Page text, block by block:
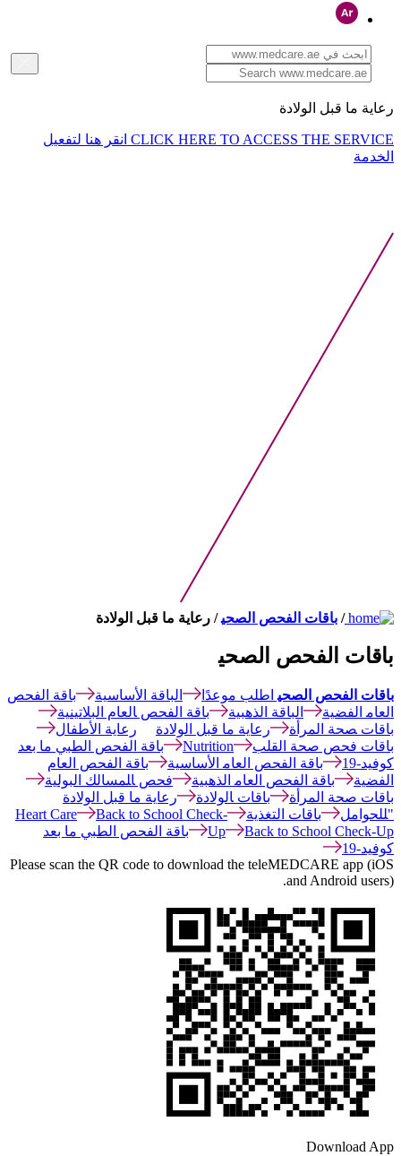
رعاية ما قبل الولادة
CLICK HERE TO ACCESS THE SERVICE انقر هنا لتفعيل
الخدمة
/ باقات الفحص الصحي‍ / رعاية ما قبل الولادة
باقات الفحص الصحي‍
باقات الفحص الصحي‍ اطلب موعدًا الباقة الأساسية
باقة الفحص
ال‍عام‍ الفضية
الباقة الذهبية
باقة الفحص ‍العام البلاتينية
باقات ‍صحة المرأة
رعاية ما قبل الولادة
رعاية الأطفال
باقات فحص صحة‍ القلب
Nutrition
باقة الفحص الطبي ما بعد
كوفيد-19
باقة الفحص ال‍عام‍ الأساسية
باقة الفحص العام
الفضية
باقة الفحص ال‍عام‍ الذهبية
فحص ‍ا‍لمسالك البولية
باقات صحة المرأة
باقات ‍الولادة
رعاية ما قبل الولادة
"‍لل‍حوامل
باقات التغذية Heart Care
Back to School Check-
Up
Back to School Check-Up
باقة الفحص الطبي ما بعد
كوفيد-19
Please scan the QR code to download the teleMEDCARE app (iOS
and Android users).
Download App